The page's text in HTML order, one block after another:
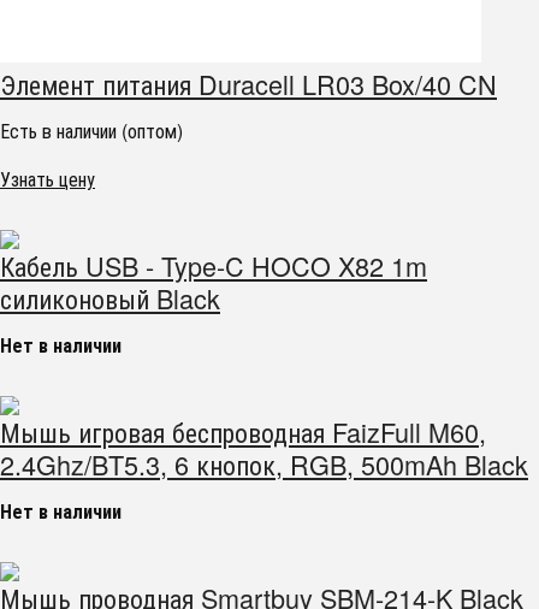
Элемент питания Duracell LR03 Box/40 CN
Есть в наличии (оптом)
Узнать цену
Кабель USB - Type-C HOCO X82 1m
силиконовый Black
Нет в наличии
Мышь игровая беспроводная FaizFull M60,
2.4Ghz/BT5.3, 6 кнопок, RGB, 500mAh Black
Нет в наличии
Мышь проводная Smartbuy SBM-214-K Black